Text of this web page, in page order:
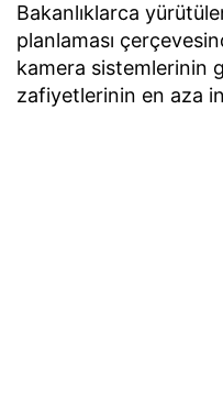
Bakanlıklarca
planlaması
kamera sistemlerinin
zafiyetlerinin en aza